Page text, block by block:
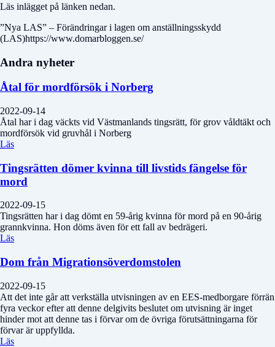
Läs inlägget på länken nedan.
”Nya LAS” – Förändringar i lagen om anställningsskydd
(LAS)https://www.domarbloggen.se/
Andra nyheter
Åtal för mordförsök i Norberg
2022-09-14
Åtal har i dag väckts vid Västmanlands tingsrätt, för grov våldtäkt och
mordförsök vid gruvhål i Norberg
Läs
Tingsrätten dömer kvinna till livstids fängelse för
mord
2022-09-15
Tingsrätten har i dag dömt en 59-årig kvinna för mord på en 90-årig
grannkvinna. Hon döms även för ett fall av bedrägeri.
Läs
Dom från Migrationsöverdomstolen
2022-09-15
Att det inte går att verkställa utvisningen av en EES-medborgare förrän
fyra veckor efter att denne delgivits beslutet om utvisning är inget
hinder mot att denne tas i förvar om de övriga förutsättningarna för
förvar är uppfyllda.
Läs